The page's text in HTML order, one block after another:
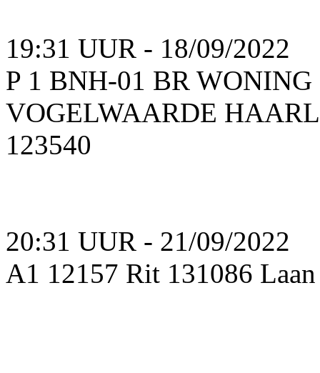
19:31 UUR - 18/09/2022
P 1 BNH-01 BR WONING
VOGELWAARDE
123540
20:31 UUR - 21/09/2022
A1 12157 Rit 131086